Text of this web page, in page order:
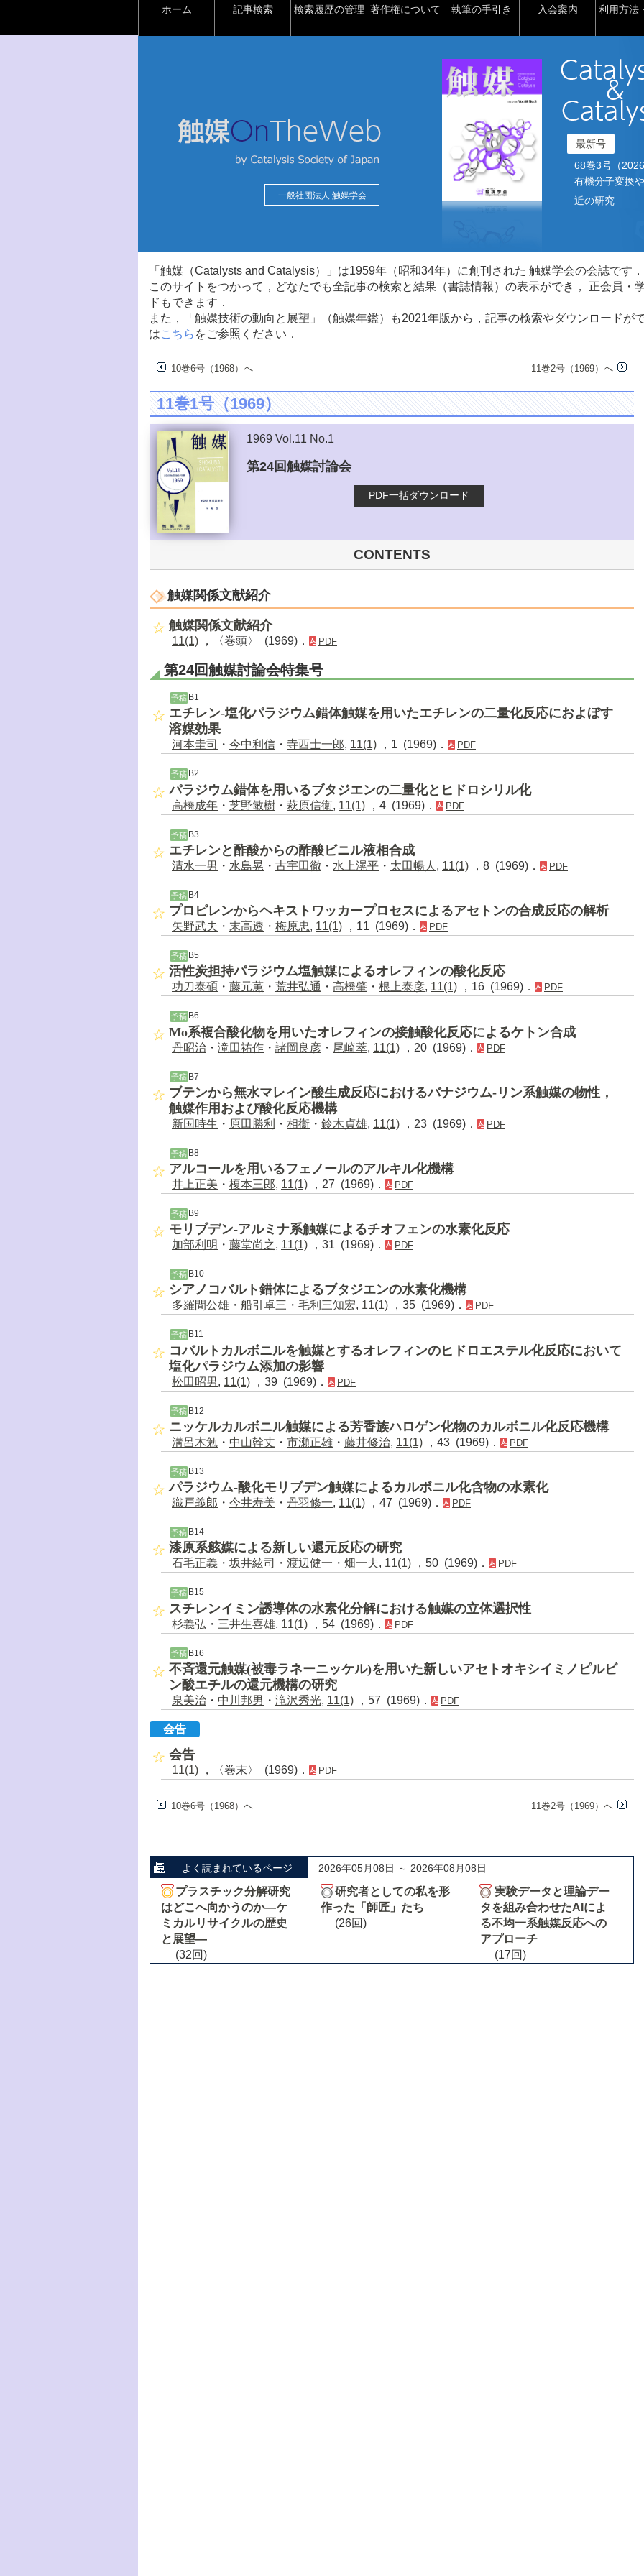
ホーム 記事検索 検索履歴の管理 著作権について 執筆の手引き 入会案内 利用方法
一般社団法人 触媒学会
最新号
68巻3号（
有機分子変換
近の研究
「触媒（Catalysts and Catalysis）」は1959年（昭和34年）に創刊された 触媒学会の会誌です．
このサイトをつかって，どなたでも全記事の検索と結果（書誌情報）の表示ができ， 正会員・
ドもできます．
また，「触媒技術の動向と展望」（触媒年鑑）も2021年版から，記事の検索やダウンロードが
はこちら をご参照ください．
10巻6号（1968）へ 11巻2号（1969）へ
11巻1号（1969）
1969 Vol.11 No.1
第24回触媒討論会
PDF一括ダウンロード
CONTENTS
触媒関係文献紹介
触媒関係文献紹介
11(1) ，〈巻頭〉 (1969)． PDF
第24回触媒討論会特集号
予稿 B1
エチレン-塩化パラジウム錯体触媒を用いたエチレンの二量化反応におよぼす
溶媒効果
河本圭司 ・ 今中利信 ・ 寺西士一郎, 11(1) ，1 (1969)． PDF
予稿 B2
パラジウム錯体を用いるブタジエンの二量化とヒドロシリル化
高橋成年 ・ 芝野敏樹 ・ 萩原信衛, 11(1) ，4 (1969)． PDF
予稿B3
エチレンと酢酸からの酢酸ビニル液相合成
清水一男 ・ 水島晃 ・ 古宇田徹 ・ 水上滉平 ・ 太田暢人 , 11(1) ，8 (1969)． PDF
予稿B4
プロピレンからヘキストワッカープロセスによるアセトンの合成反応の解析
矢野武夫 ・ 末高透 ・ 梅原忠, 11(1) ，11 (1969)． PDF
予稿 B5
活性炭担持パラジウム塩触媒によるオレフィンの酸化反応
功刀泰碩 ・ 藤元薫 ・ 荒井弘通 ・ 高橋肇 ・ 根上泰彦, 11(1) ，16 (1969)． PDF
予稿 B6
Mo系複合酸化物を用いたオレフィンの接触酸化反応によるケトン合成
丹昭治 ・ 滝田祐作 ・ 諸岡良彦 ・ 尾崎萃, 11(1) ，20 (1969)． PDF
予稿 B7
ブテンから無水マレイン酸生成反応におけるバナジウム-リン系触媒の物性，
触媒作用および酸化反応機構
新国時生 ・ 原田勝利 ・ 相衞 ・ 鈴木貞雄, 11(1) ，23 (1969)． PDF
予稿B8
アルコールを用いるフェノールのアルキル化機構
井上正美 ・ 榎本三郎, 11(1) ，27 (1969)． PDF
予稿 B9
モリブデン-アルミナ系触媒によるチオフェンの水素化反応
加部利明 ・ 藤堂尚之, 11(1) ，31 (1969)． PDF
予稿 B10
シアノコバルト錯体によるブタジエンの水素化機構
多羅間公雄 ・ 船引卓三 ・ 毛利三知宏, 11(1) ，35 (1969)． PDF
予稿 B11
コバルトカルボニルを触媒とするオレフィンのヒドロエステル化反応において
塩化パラジウム添加の影響
松田昭男, 11(1) ，39 (1969)． PDF
予稿 B12
ニッケルカルボニル触媒による芳香族ハロゲン化物のカルボニル化反応機構
溝呂木勉 ・ 中山幹丈 ・ 市瀬正雄 ・ 藤井修治, 11(1) ，43 (1969)． PDF
予稿B13
パラジウム-酸化モリブデン触媒によるカルボニル化含物の水素化
織戸義郎 ・ 今井寿美 ・ 丹羽修一, 11(1) ，47 (1969)． PDF
予稿 B14
漆原系舷媒による新しい還元反応の研究
石毛正義 ・ 坂井絃司 ・ 渡辺健一 ・ 畑一夫, 11(1) ，50 (1969)． PDF
予稿 B15
スチレンイミン誘導体の水素化分解における触媒の立体選択性
杉義弘 ・ 三井生喜雄, 11(1) ，54 (1969)． PDF
予稿 B16
不斉還元触媒(被毒ラネーニッケル)を用いた新しいアセトオキシイミノピルビ
ン酸エチルの還元機構の研究
泉美治 ・ 中川邦男 ・ 滝沢秀光, 11(1) ，57 (1969)． PDF
会告
会告
11(1) ，〈巻末〉 (1969)． PDF
10巻6号（1968）へ 11巻2号（1969）へ
よく読まれているページ 2026年05月08日 ～ 2026年08月08日
プラスチック分解研究
はどこへ向かうのか―ケ
ミカルリサイクルの歴史
と展望―
(32回)
研究者としての私を形
作った「師匠」たち
(26回)
実験データと理論デー
タを組み合わせたAIによ
る不均一系触媒反応への
アプローチ
(17回)